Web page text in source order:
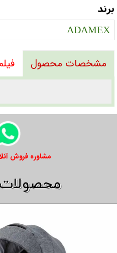
برند
ADAMEX
مشخصات محصول
​​مشاوره فروش آنلاین 24